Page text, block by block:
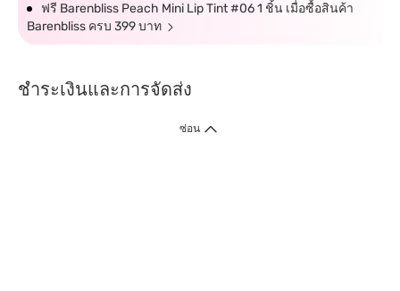
ฟรี Barenbliss Peach Mini Lip Tint #06 1 ชิ้น เมื่อซื้อสินค้า
Barenbliss ครบ 399 บาท
ชำระเงินและการจัดส่ง
ซ่อน